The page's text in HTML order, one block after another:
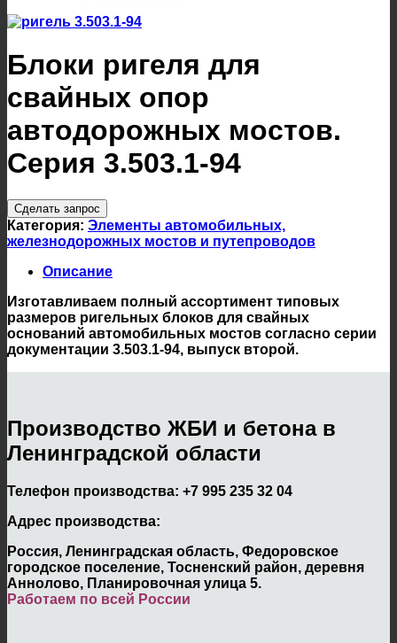
Блоки ригеля для
свайных опор
автодорожных мостов.
Серия 3.503.1-94
Сделать запрос
Категория: Элементы автомобильных,
железнодорожных мостов и путепроводов
Описание
Изготавливаем полный ассортимент типовых
размеров ригельных блоков для свайных
оснований автомобильных мостов согласно серии
документации 3.503.1-94, выпуск второй.
Производство ЖБИ и бетона в
Ленинградской области
Телефон производства: +7 995 235 32 04
Адрес производства:
Россия, Ленинградская область, Федоровское
городское поселение, Тосненский район, деревня
Аннолово, Планировочная улица 5.
Работаем по всей России